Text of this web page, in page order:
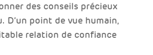
des conseils précieux
point de vue humain,
relation de confiance